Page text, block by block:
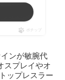
ポチップ
ンが敏腕代
スプレイやオ
ップレスラー